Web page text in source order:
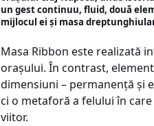
un gest continuu, fluid, două
mijlocul ei și masa
Masa Ribbon este realizată
orașului. În contrast,
dimensiuni – permanență și
ci o metaforă a felului în
viitor.